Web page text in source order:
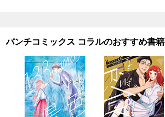
バンチコミックス コラルのおすすめ書籍